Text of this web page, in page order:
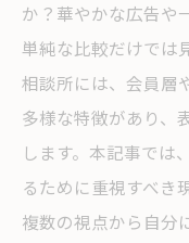
か？華やかな広告や
単純な比較だけでは
相談所には、会員層
多様な特徴があり、
します。本記事では
るために重視すべき
複数の視点から自分